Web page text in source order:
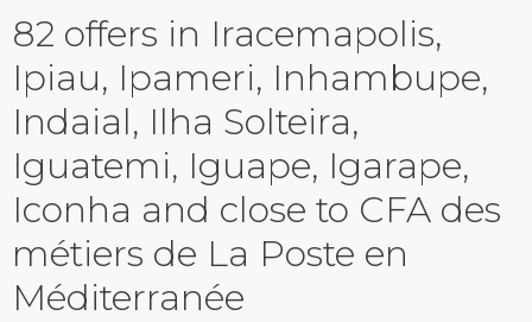
82 offers in Iracemapolis,
Ipiau, Ipameri, Inhambupe,
Indaial, Ilha Solteira,
Iguatemi, Iguape, Igarape,
Iconha and close to CFA des
métiers de La Poste en
Méditerranée